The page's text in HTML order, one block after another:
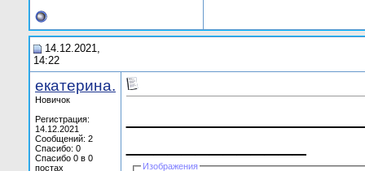
14.12.2021,
14:22
екатерина.
Новичок
Регистрация:
14.12.2021
Сообщений: 2
Спасибо: 0
Спасибо 0 в 0
постах
Изображения